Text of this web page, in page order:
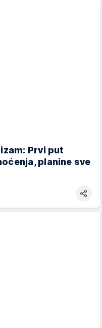
Prvi put
planine sve